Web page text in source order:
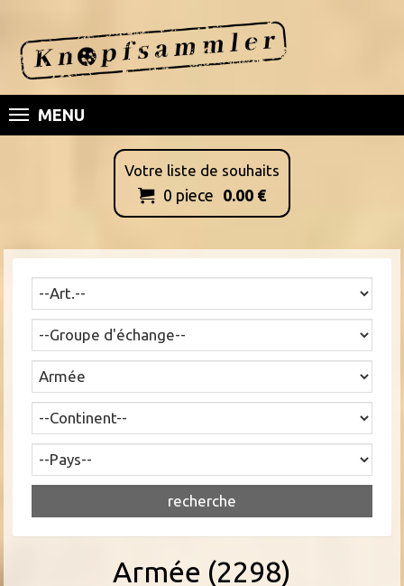
MENU
Votre liste de souhaits
 0 piece 0.00 €
Armée (2298)